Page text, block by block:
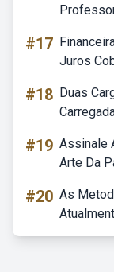
#17
Juros
#18 Duas
#19 Assinale
Arte Da
#20 As